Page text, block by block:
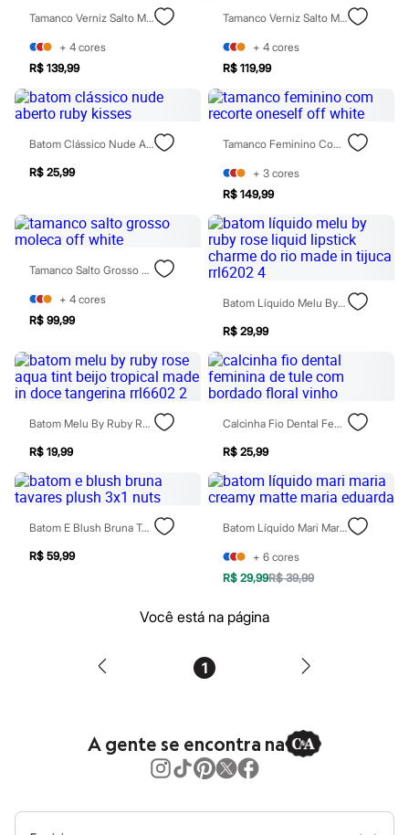
Sawary
Yessica
Moda esportiva
Acessórios
Blusas
Calçados
Leggings
Shorts e Bermudas
Tops
Moda íntima
Meias
Pijamas
Sutiãs e Tops
Moda praia
Maiôs
Saídas de praia
Plus size
Blusas e Camisetas
Calças
Casacos e Jaquetas
Jeans
Moda esportiva
Shorts e Saias
Masculino
Em alta
Inverno
Novidades
Roupas
Calçados
Tamanco Verniz Salto Médio Tiras Finas Oneself Dourado
+ 4 cores
R$ 139,99
Tamanco Verniz Salto Médio Tiras Finas Oneself Preto
+ 4 cores
R$ 119,99
Batom Clássico Nude Aberto Ruby Kisses
R$ 25,99
Tamanco Feminino Com Recorte Oneself Off White
+ 3 cores
R$ 149,99
Tamanco Salto Grosso Moleca Off White
+ 4 cores
R$ 99,99
Batom Líquido Melu By Ruby Rose Liquid Lipstick Charme Do Rio Made In Tijuca Rrl6202 4
R$ 29,99
Batom Melu By Ruby Rose Aqua Tint Beijo Tropical Made In Doce Tangerina Rrl6602 2
R$ 19,99
Calcinha Fio Dental Feminina De Tule Com Bordado Floral Vinho
R$ 25,99
Batom E Blush Bruna Tavares Plush 3x1 Nuts
R$ 59,99
Batom Líquido Mari Maria Creamy Matte Maria Eduarda
+ 6 cores
R$ 29,99R$ 39,99
Você está na página
1
A gente se encontra na